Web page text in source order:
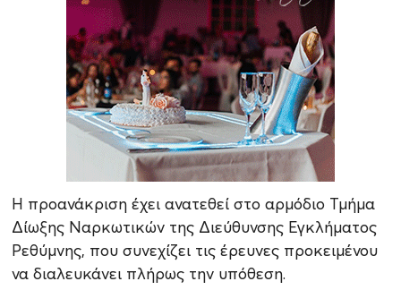
Η προανάκριση έχει ανατεθεί στο αρμόδιο Τμήμα
Δίωξης Ναρκωτικών της Διεύθυνσης Εγκλήματος
Ρεθύμνης, που συνεχίζει τις έρευνες προκειμένου
να διαλευκάνει πλήρως την υπόθεση.